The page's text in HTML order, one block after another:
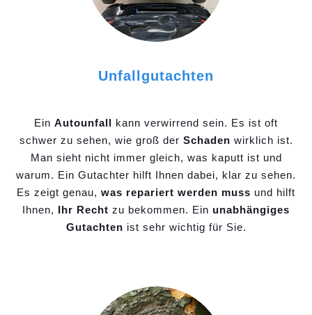
Unfallgutachten
Ein Autounfall kann verwirrend sein. Es ist oft
schwer zu sehen, wie groß der Schaden wirklich ist.
Man sieht nicht immer gleich, was kaputt ist und
warum. Ein Gutachter hilft Ihnen dabei, klar zu sehen.
Es zeigt genau, was repariert werden muss und hilft
Ihnen, Ihr Recht zu bekommen. Ein unabhängiges
Gutachten ist sehr wichtig für Sie.